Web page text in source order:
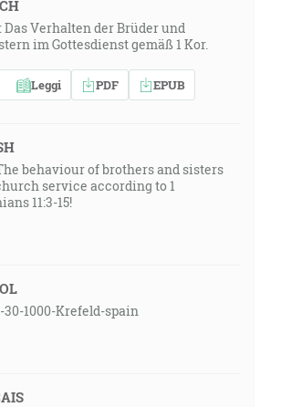
Das Verhalten der Brüder und
im Gottesdienst gemäß 1 Kor.
Leggi PDF EPUB
behaviour of brothers and sisters
service according to 1
11:3-15!
30-1000-Krefeld-spain